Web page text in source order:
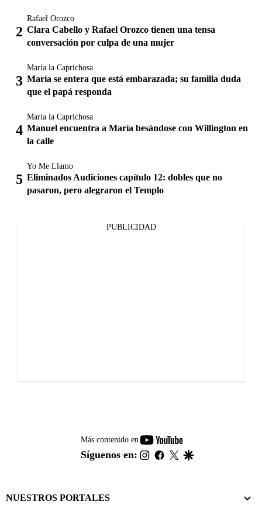
Rafael Orozco
Clara Cabello y Rafael Orozco tienen una tensa
conversación por culpa de una mujer
María la Caprichosa
María se entera que está embarazada; su familia duda
que el papá responda
María la Caprichosa
Manuel encuentra a María besándose con Willington en
la calle
Yo Me Llamo
Eliminados Audiciones capítulo 12: dobles que no
pasaron, pero alegraron el Templo
PUBLICIDAD
Más contenido en
youtube-
footer
Síguenos en: instagram
facebook
twitter
NUESTROS PORTALES